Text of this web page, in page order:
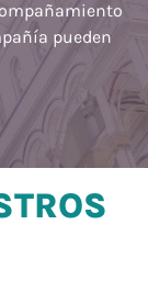
pueden